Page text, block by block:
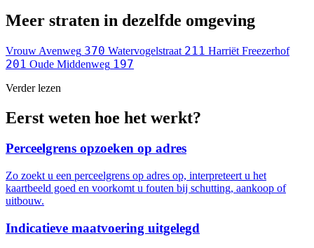
Meer straten in dezelfde omgeving
Vrouw Avenweg 370 Watervogelstraat 211 Harriët Freezerhof
201 Oude Middenweg 197
Verder lezen
Eerst weten hoe het werkt?
Perceelgrens opzoeken op adres
Zo zoekt u een perceelgrens op adres op, interpreteert u het
kaartbeeld goed en voorkomt u fouten bij schutting, aankoop of
uitbouw.
Indicatieve maatvoering uitgelegd